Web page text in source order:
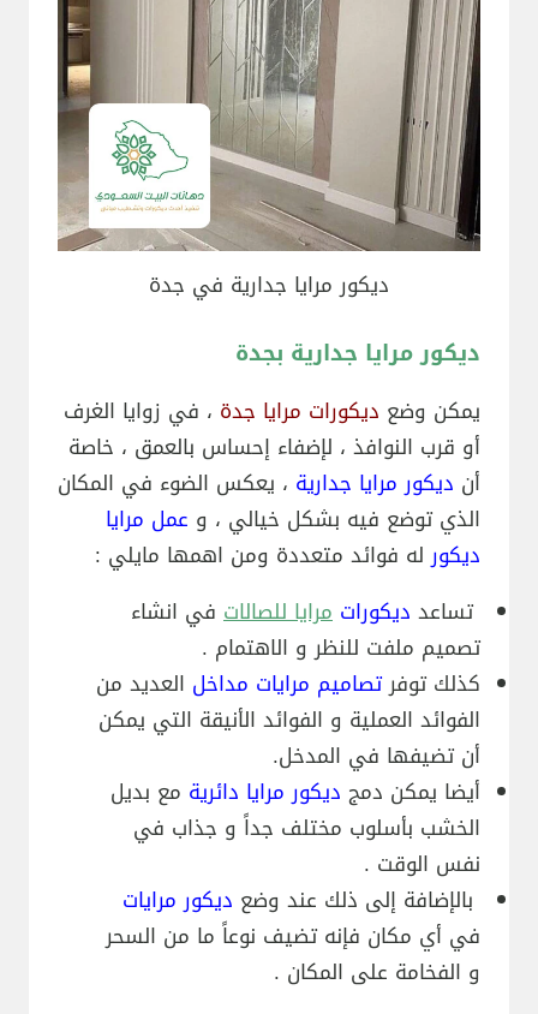
ديكور مرايا جدارية في جدة
ديكور مرايا جدارية بجدة
يمكن وضع ديكورات مرايا جدة ، في زوايا الغرف
أو قرب النوافذ ، لإضفاء إحساس بالعمق ، خاصة
أن ديكور مرايا جدارية ، يعكس الضوء في المكان
الذي توضع فيه بشكل خيالي ، و عمل مرايا
ديكورله فوائد متعددة ومن اهمها مايلي :
تساعد ديكورات مرايا للصالات في انشاء
تصميم ملفت للنظر و الاهتمام .
كذلك توفرتصاميم مرايات مداخل العديد من
الفوائد العملية و الفوائد الأنيقة التي يمكن
أن تضيفها في المدخل.
أيضا يمكن دمج ديكور مرايا دائرية مع بديل
الخشب بأسلوب مختلف جداً و جذاب في
نفس الوقت .
بالإضافة إلى ذلك عند وضع ديكور مرايات
في أي مكان فإنه تضيف نوعاً ما من السحر
و الفخامة على المكان .